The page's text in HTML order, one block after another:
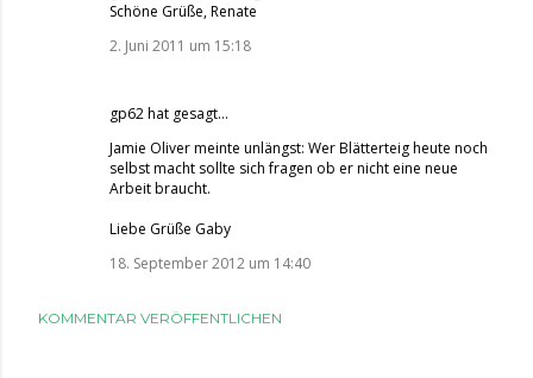
Schöne Grüße, Renate
2. Juni 2011 um 15:18
gp62hat gesagt…
Jamie Oliver meinte unlängst: Wer Blätterteig heute noch
selbst macht sollte sich fragen ob er nicht eine neue
Arbeit braucht.
Liebe Grüße Gaby
18. September 2012 um 14:40
KOMMENTAR VERÖFFENTLICHEN